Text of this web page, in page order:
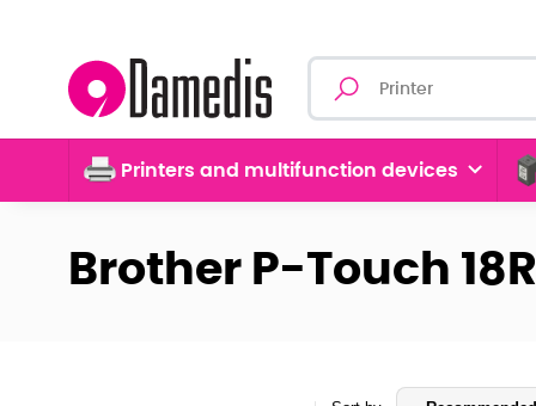
Printers and multifunction devices
Brother P-Touch 18R